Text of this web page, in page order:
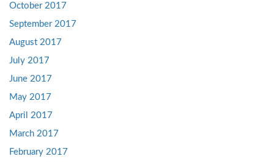
October 2017
September 2017
August 2017
July 2017
June 2017
May 2017
April 2017
March 2017
February 2017